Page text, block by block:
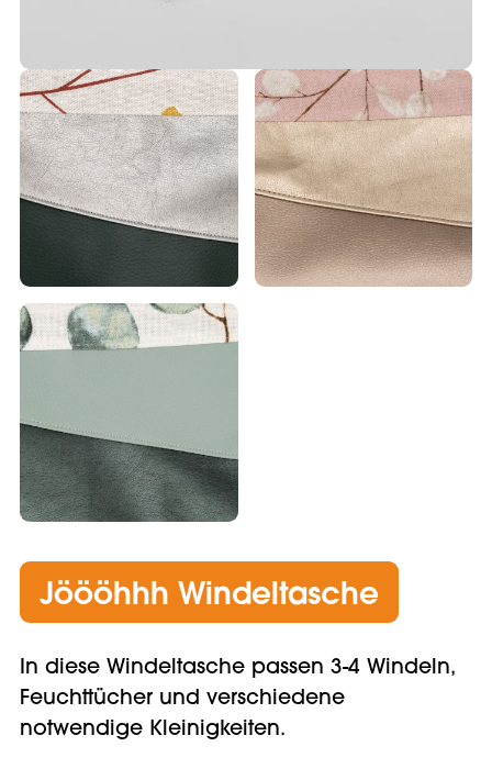
Jöööhhh Windeltasche
In diese Windeltasche passen 3-4 Windeln,
Feuchttücher und verschiedene
notwendige Kleinigkeiten.